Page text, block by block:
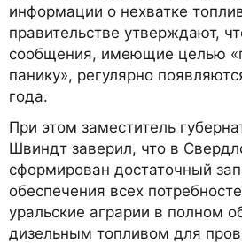
информации о нехватке
правительстве утверждают,
сообщения, имеющие целью
панику», регулярно
года.
При этом заместитель
Швиндт заверил, что в
сформирован достаточный
обеспечения всех
уральские аграрии в полном
дизельным топливом для